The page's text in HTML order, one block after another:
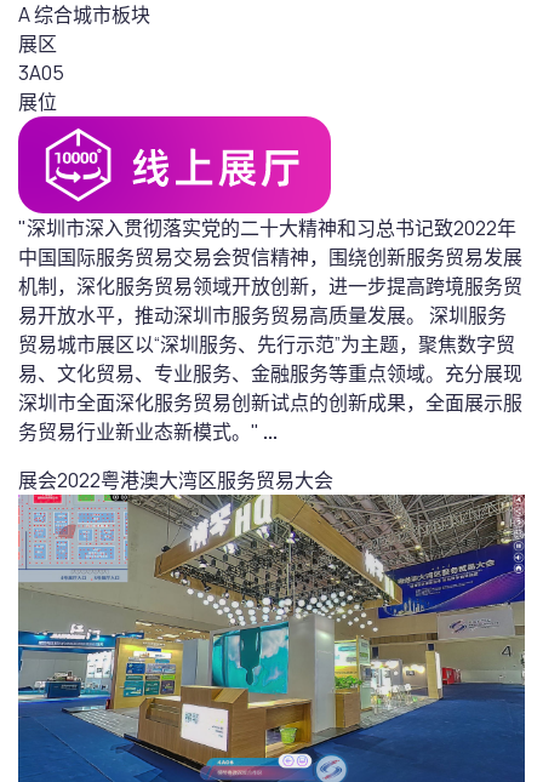
A 综合城市板块
展区
3A05
展位
"深圳市深入贯彻落实党的二十大精神和习总书记致2022年
中国国际服务贸易交易会贺信精神，围绕创新服务贸易发展
机制，深化服务贸易领域开放创新，进一步提高跨境服务贸
易开放水平，推动深圳市服务贸易高质量发展。 深圳服务
贸易城市展区以“深圳服务、先行示范”为主题，聚焦数字贸
易、文化贸易、专业服务、金融服务等重点领域。充分展现
深圳市全面深化服务贸易创新试点的创新成果，全面展示服
务贸易行业新业态新模式。" ...
展会2022粤港澳大湾区服务贸易大会